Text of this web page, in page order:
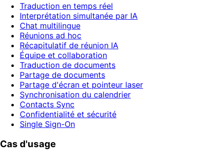
Traduction en temps réel
Interprétation simultanée par IA
Chat multilingue
Réunions ad hoc
Récapitulatif de réunion IA
Équipe et collaboration
Traduction de documents
Partage de documents
Partage d'écran et pointeur laser
Synchronisation du calendrier
Contacts Sync
Confidentialité et sécurité
Single Sign-On
Cas d'usage